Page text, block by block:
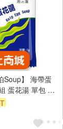
Soup】 海帶蛋
蛋花湯 單包 3
速食湯 沖泡湯
食